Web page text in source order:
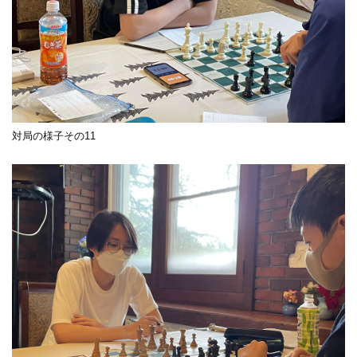
対局の様子その11